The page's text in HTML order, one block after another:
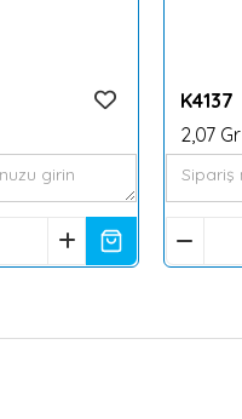
K4137
2,07 Gr